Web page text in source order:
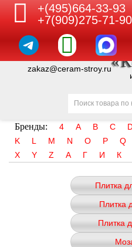
+(495)664-33-93
+7(909)275-71-90
zakaz@ceram-stroy.ru
Бренды: 4 A B C
K
L M N O P Q
X
Y Z А Г И К
Плитка
Плитка
Плитка